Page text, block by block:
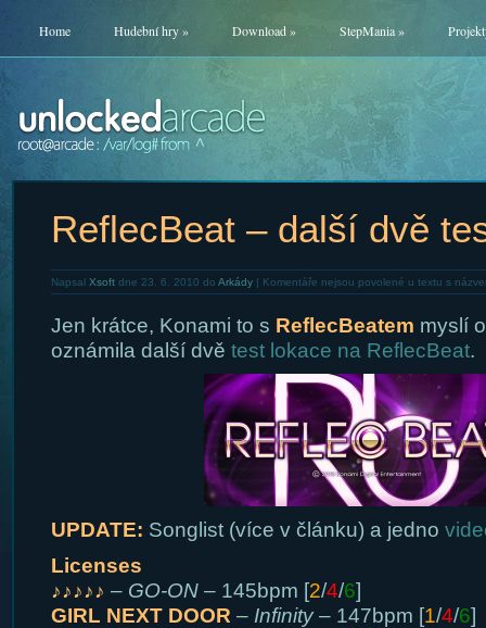
Home Hudební hry» Download» StepMania»
ReflecBeat – další dvě
Napsal Xsoftdne 23. 6. 2010 do Arkády| Komentáře nejsou povolené u textu s
Jen krátce, Konami to s ReflecBeatem myslí
oznámila další dvě test lokace na ReflecBeat.
UPDATE: Songlist (více v článku) a jedno
Licenses
♪♪♪♪♪ – GO-ON– 145bpm [2/4/6]
GIRL NEXT DOOR – Infinity– 147bpm [1/4/6]